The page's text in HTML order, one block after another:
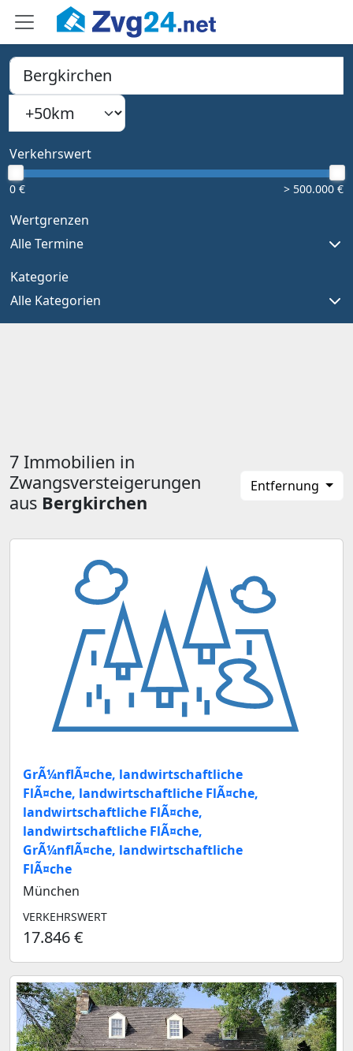
PLZ, Ort oder Bundesland
Type 1 or more characters for results.
Suchradius
Verkehrswert
0 € > 500.000 €
Wertgrenzen
Alle Termine
Kategorie
Alle Kategorien
7 Immobilien in
Zwangsversteigerungen
aus Bergkirchen
Entfernung
GrÃ¼nflÃ¤che, landwirtschaftliche
FlÃ¤che, landwirtschaftliche FlÃ¤che,
landwirtschaftliche FlÃ¤che,
landwirtschaftliche FlÃ¤che,
GrÃ¼nflÃ¤che, landwirtschaftliche
FlÃ¤che
München
VERKEHRSWERT
17.846 €